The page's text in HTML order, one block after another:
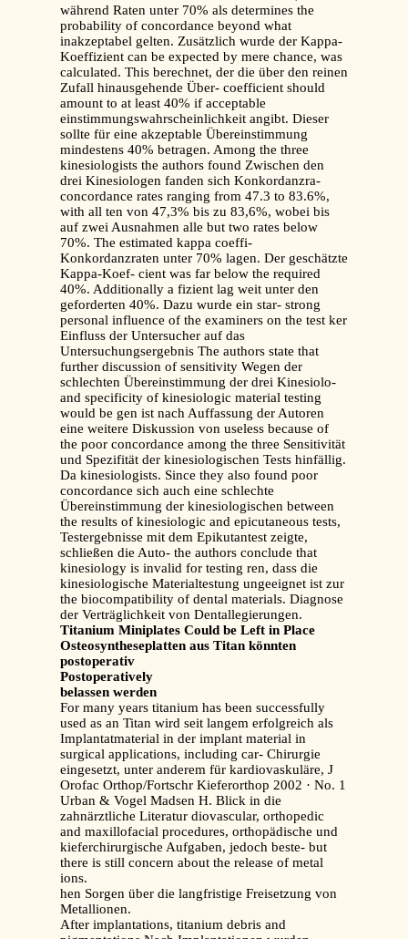
während Raten unter 70% als determines the
probability of concordance beyond what
inakzeptabel gelten. Zusätzlich wurde der Kappa-
Koeffizient can be expected by mere chance, was
calculated. This berechnet, der die über den reinen
Zufall hinausgehende Über- coefficient should
amount to at least 40% if acceptable
einstimmungswahrscheinlichkeit angibt. Dieser
sollte für eine akzeptable Übereinstimmung
mindestens 40% betragen. Among the three
kinesiologists the authors found Zwischen den
drei Kinesiologen fanden sich Konkordanzra-
concordance rates ranging from 47.3 to 83.6%,
with all ten von 47,3% bis zu 83,6%, wobei bis
auf zwei Ausnahmen alle but two rates below
70%. The estimated kappa coeffi-
Konkordanzraten unter 70% lagen. Der geschätzte
Kappa-Koef- cient was far below the required
40%. Additionally a fizient lag weit unter den
geforderten 40%. Dazu wurde ein star- strong
personal influence of the examiners on the test ker
Einfluss der Untersucher auf das
Untersuchungsergebnis The authors state that
further discussion of sensitivity Wegen der
schlechten Übereinstimmung der drei Kinesiolo-
and specificity of kinesiologic material testing
would be gen ist nach Auffassung der Autoren
eine weitere Diskussion von useless because of
the poor concordance among the three Sensitivität
und Spezifität der kinesiologischen Tests hinfällig.
Da kinesiologists. Since they also found poor
concordance sich auch eine schlechte
Übereinstimmung der kinesiologischen between
the results of kinesiologic and epicutaneous tests,
Testergebnisse mit dem Epikutantest zeigte,
schließen die Auto- the authors conclude that
kinesiology is invalid for testing ren, dass die
kinesiologische Materialtestung ungeeignet ist zur
the biocompatibility of dental materials. Diagnose
der Verträglichkeit von Dentallegierungen.
Titanium Miniplates Could be Left in Place
Osteosyntheseplatten aus Titan könnten
postoperativ
Postoperatively
belassen werden
For many years titanium has been successfully
used as an Titan wird seit langem erfolgreich als
Implantatmaterial in der implant material in
surgical applications, including car- Chirurgie
eingesetzt, unter anderem für kardiovaskuläre, J
Orofac Orthop/Fortschr Kieferorthop 2002 · No. 1
Urban & Vogel Madsen H. Blick in die
zahnärztliche Literatur diovascular, orthopedic
and maxillofacial procedures, orthopädische und
kieferchirurgische Aufgaben, jedoch beste- but
there is still concern about the release of metal
ions.
hen Sorgen über die langfristige Freisetzung von
Metallionen.
After implantations, titanium debris and